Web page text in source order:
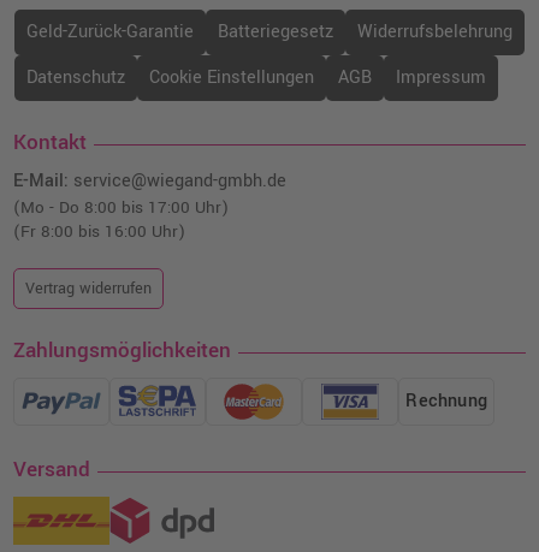
Geld-Zurück-Garantie Batteriegesetz
Widerrufsbelehrung
Datenschutz
Cookie Einstellungen AGB Impressum
Kontakt
E-Mail: service@wiegand-gmbh.de
(Mo - Do 8:00 bis 17:00 Uhr)
(Fr 8:00 bis 16:00 Uhr)
Vertrag widerrufen
Zahlungsmöglichkeiten
Rechnung
Versand